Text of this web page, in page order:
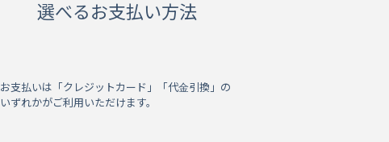
選べるお支払い方法
お支払いは「クレジットカード」「代金引換」の
いずれかがご利用いただけます。